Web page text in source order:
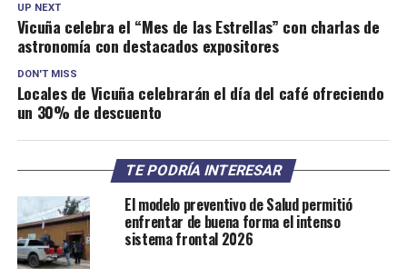
UP NEXT
Vicuña celebra el “Mes de las Estrellas” con charlas de
astronomía con destacados expositores
DON'T MISS
Locales de Vicuña celebrarán el día del café ofreciendo
un 30% de descuento
TE PODRÍA INTERESAR
El modelo preventivo de Salud permitió
enfrentar de buena forma el intenso
sistema frontal 2026